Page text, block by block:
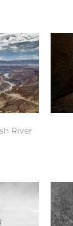
River